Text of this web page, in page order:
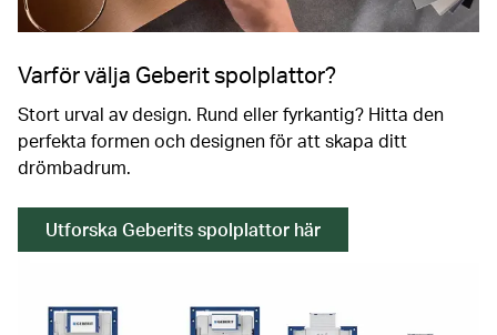
Varför välja Geberit spolplattor?
Stort urval av design. Rund eller fyrkantig? Hitta den
perfekta formen och designen för att skapa ditt
drömbadrum.
Utforska Geberits spolplattor här